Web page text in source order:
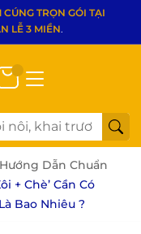
Dẫn Chuẩn
+ Chè’ Cần Có
Bao Nhiêu ?